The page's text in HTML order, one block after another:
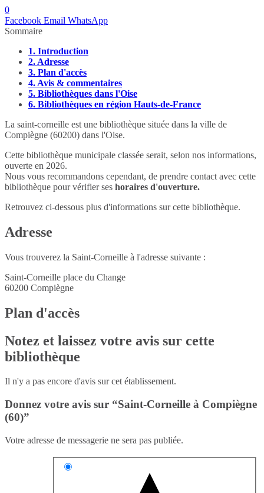
0
Facebook Email WhatsApp
Sommaire
1. Introduction
2. Adresse
3. Plan d'accès
4. Avis & commentaires
5. Bibliothèques dans l'Oise
6. Bibliothèques en région Hauts-de-France
La saint-corneille est une bibliothèque située dans la ville de
Compiègne (60200) dans l'Oise.
Cette bibliothèque municipale classée serait, selon nos informations,
ouverte en 2026.
Nous vous recommandons cependant, de prendre contact avec cette
bibliothèque pour vérifier ses horaires d'ouverture.
Retrouvez ci-dessous plus d'informations sur cette bibliothèque.
Adresse
Vous trouverez la Saint-Corneille à l'adresse suivante :
Saint-Corneille place du Change
60200 Compiègne
Plan d'accès
Notez et laissez votre avis sur cette
bibliothèque
Il n'y a pas encore d'avis sur cet établissement.
Donnez votre avis sur “Saint-Corneille à Compiègne
(60)”
Votre adresse de messagerie ne sera pas publiée.